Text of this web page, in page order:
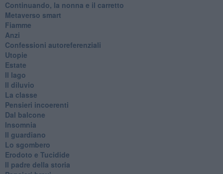
Continuando, la nonna e il carretto
Metaverso smart
Fiamme
Anzi
Confessioni autoreferenziali
Utopie
Estate
Il lago
Il diluvio
La classe
Pensieri incoerenti
Dal balcone
Insomnia
Il guardiano
Lo sgombero
Erodoto e Tucidide
Il padre della storia